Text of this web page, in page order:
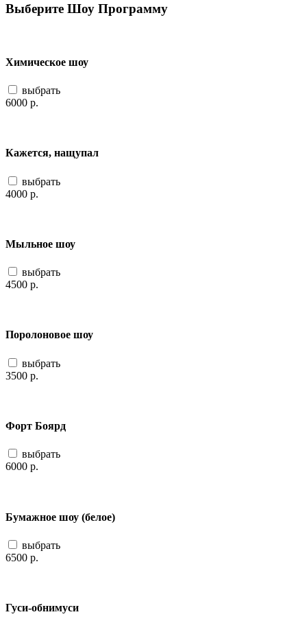
Выберите Шоу Программу
Химическое шоу
выбрать
6000 р.
Кажется, нащупал
выбрать
4000 р.
Мыльное шоу
выбрать
4500 р.
Поролоновое шоу
выбрать
3500 р.
Форт Боярд
выбрать
6000 р.
Бумажное шоу (белое)
выбрать
6500 р.
Гуси-обнимуси